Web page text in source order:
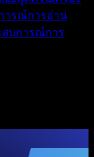
ารณ์การอ่าน
สบการณ์การ